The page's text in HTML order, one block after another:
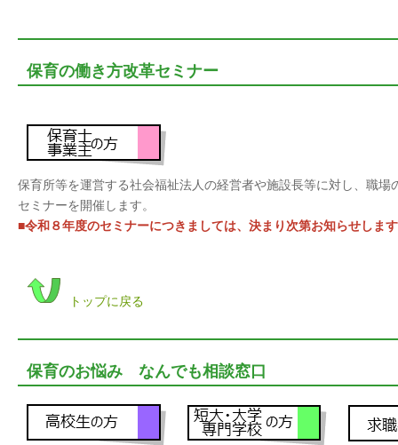
保育の働き方改革セミナー
保育所等を運営する社会福祉法人の経営者や施設長等に対し、職
セミナーを開催します。
■令和８年度のセミナーにつきましては、決まり次第お知らせしま
トップに戻る
保育のお悩み なんでも相談窓口